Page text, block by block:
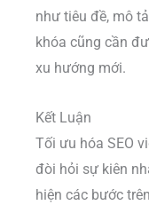
như tiêu đề, mô
khóa cũng cần
xu hướng mới.
Kết Luận
Tối ưu hóa SEO
đòi hỏi sự kiên
hiện các bước